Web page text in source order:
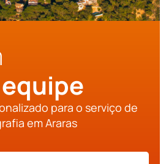
para o serviço de
em Araras